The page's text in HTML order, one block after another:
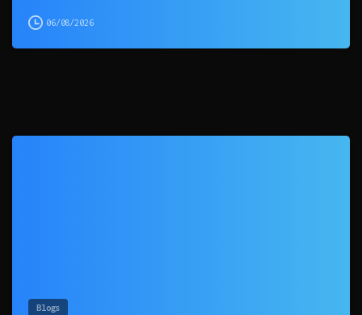
06/08/2026
Blogs